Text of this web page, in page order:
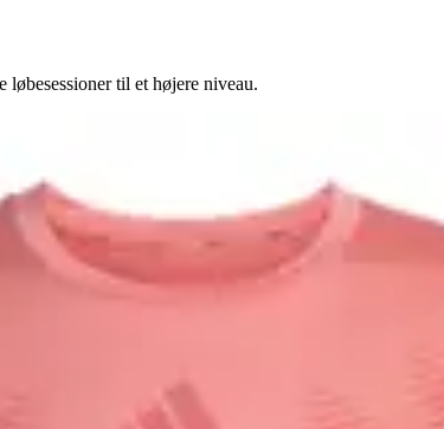
til et højere niveau.